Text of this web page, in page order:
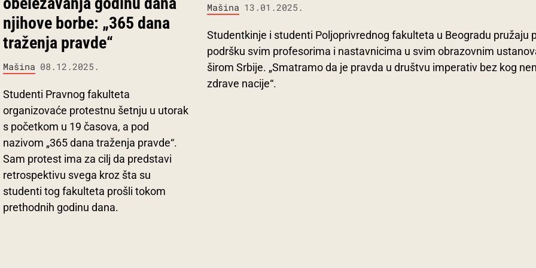
njihove borbe: „365 dana
traženja pravde“
Mašina 08.12.2025.
Studenti Pravnog fakulteta
organizovaće protestnu šetnju u utorak
s početkom u 19 časova, a pod
nazivom „365 dana traženja pravde“.
Sam protest ima za cilj da predstavi
retrospektivu svega kroz šta su
studenti tog fakulteta prošli tokom
prethodnih godinu dana.
Mašina 13.01.2025.
Studentkinje i studenti Poljoprivrednog fakulteta u Beogradu pružaju
podršku svim profesorima i nastavnicima u svim obrazovnim
širom Srbije. „Smatramo da je pravda u društvu imperativ bez kog
zdrave nacije“.